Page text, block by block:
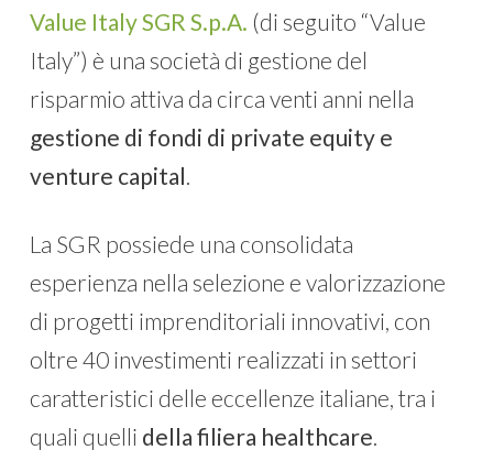
Value Italy SGR S.p.A. (di seguito “Value
Italy”) è una società di gestione del
risparmio attiva da circa venti anni nella
gestione di fondi di private equity e
venture capital
La SGR possiede una consolidata
esperienza nella selezione e valorizzazione
di progetti imprenditoriali innovativi, con
oltre 40 investimenti realizzati in settori
caratteristici delle eccellenze italiane, tra i
quali quelli della filiera healthcare.